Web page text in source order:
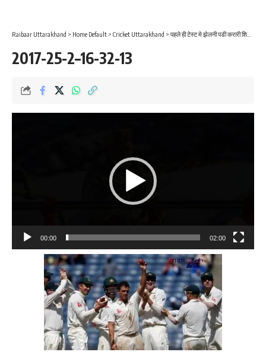
Raibaar Uttarakhand > Home Default > Cricket Uttarakhand > पहले ही टेस्ट मे झेलनी पडी करारी शिकस्त दोनो पारियों में 100 के ईर्द गिर्द सिमटी भारत की पारी
2017-25-2–16-32-13
00:00 02:00